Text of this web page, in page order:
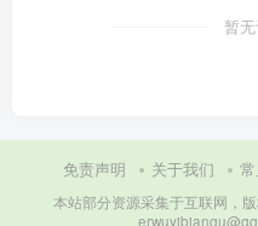
暂
免责声明 关于我们
本站部分资源采集于互联网，